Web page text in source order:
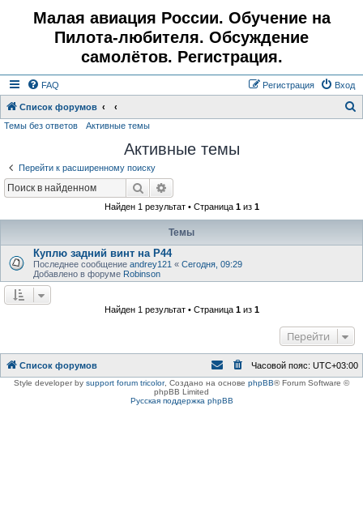
Малая авиация России. Обучение на
Пилота-любителя. Обсуждение
самолётов. Регистрация.
FAQ Вход
Регистрация
Список форумов
Темы без ответов Активные темы
Активные темы
Перейти к расширенному поиску
Поиск
Найден 1 результат • Страница 1из 1
Темы
Куплю задний винт на Р44
Последнее сообщение andrey121 « Сегодня, 09:29
Добавлено в форуме Robinson
Найден 1 результат • Страница 1из 1
Перейти
Список форумов Часовой пояс: UTC+03:00
Style developer by support forum tricolor, Создано на основе phpBB® Forum Software ©
phpBB Limited
Русская поддержка phpBB